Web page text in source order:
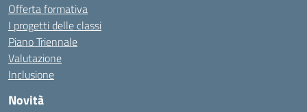
Offerta formativa
I progetti delle classi
Piano Triennale
Valutazione
Inclusione
Novità